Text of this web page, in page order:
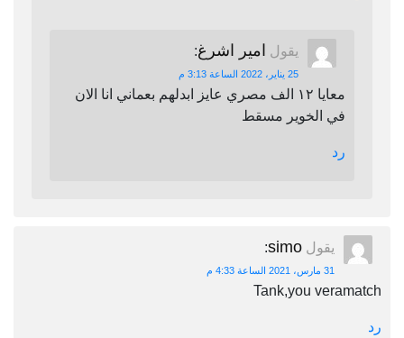
يقول امير اشرغ:
25 يناير، 2022 الساعة 3:13 م
معايا ١٢ الف مصري عايز ابدلهم بعماني انا الان
في الخوير مسقط
رد
يقول simo
:
31 مارس، 2021 الساعة 4:33 م
Tank,you veramatch
رد